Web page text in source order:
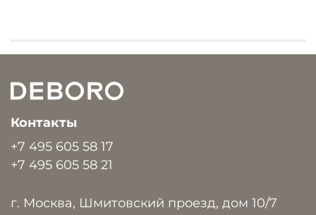
Контакты
+7 495 605 58 17
+7 495 605 58 21
г. Москва, Шмитовский проезд, дом 10/7